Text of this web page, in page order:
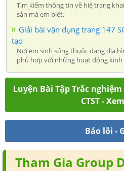
Tìm kiếm thông tin về hiệ trạng
sản mà em biết.
Giải bài vận dụng trang 147
tạo
Nơi em sinh sống thuộc dạng địa
phù hợp với những hoạt động kinh
Luyện Bài Tập Trắc
CTST -
Báo lỗi -
Tham Gia Group